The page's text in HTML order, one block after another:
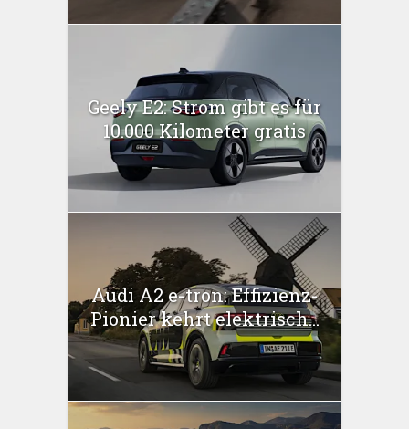
Geely E2: Strom gibt es für
10.000 Kilometer gratis
Audi A2 e-tron: Effizienz-
Pionier kehrt elektrisch...